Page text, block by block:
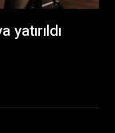
yatırıldı